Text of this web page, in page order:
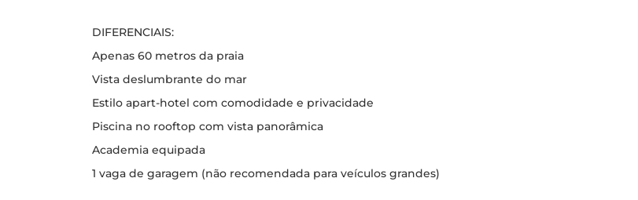
DIFERENCIAIS:
Apenas 60 metros da praia
Vista deslumbrante do mar
Estilo apart-hotel com comodidade e privacidade
Piscina no rooftop com vista panorâmica
Academia equipada
1 vaga de garagem (não recomendada para veículos grandes)